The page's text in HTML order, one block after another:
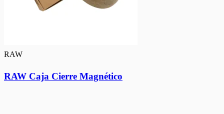
RAW
RAW Caja Cierre Magnético